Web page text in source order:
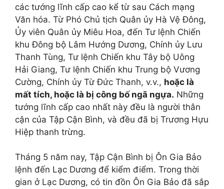
các tướng lĩnh cấp cao kể từ sau Cách mạng
Văn hóa. Từ Phó Chủ tịch Quân ủy Hà Vệ Đông,
Ủy viên Quân ủy Miêu Hoa, đến Tư lệnh Chiến
khu Đông bộ Lâm Hướng Dương, Chính ủy Lưu
Thanh Tùng, Tư lệnh Chiến khu Tây bộ Uông
Hải Giang, Tư lệnh Chiến khu Trung bộ Vương
Cường, Chính ủy Từ Đức Thanh, v.v., hoặc là
mất tích, hoặc là bị công bố ngã ngựa. Những
tướng lĩnh cấp cao nhất này đều là người thân
cận của Tập Cận Bình, và đều đã bị Trương Hựu
Hiệp thanh trừng.
Tháng 5 năm nay, Tập Cận Bình bị Ôn Gia Bảo
lệnh đến Lạc Dương để kiểm điểm. Trong thời
gian ở Lạc Dương, có tin đồn Ôn Gia Bảo đã sắp